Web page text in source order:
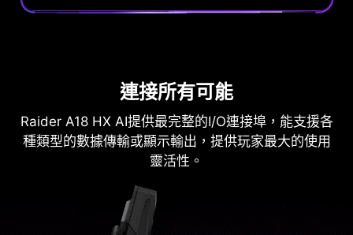
連接所有可能
Raider A18 HX AI提供最完整的I/O連接埠，能支援各
種類型的數據傳輸或顯示輸出，提供玩家最大的使用
靈活性。